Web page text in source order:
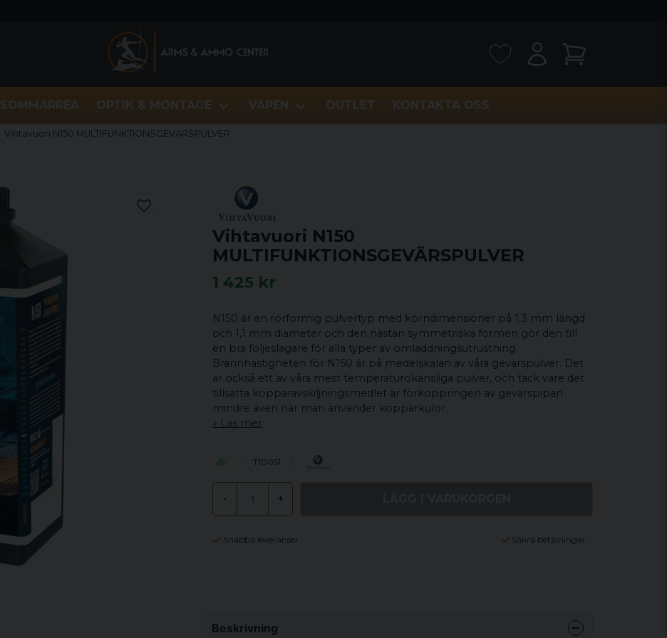
SOMMARREA OPTIK & MONTAGE VAPEN OUTLET KONTAKTA OSS
Vihtavuori N150 MULTIFUNKTIONSGEVÄRSPULVER
Vihtavuori N150
MULTIFUNKTIONSGEVÄRSPULVER
1 425 kr
N150 är en rörformig pulvertyp med korndimensioner på 1,3 mm längd
och 1,1 mm diameter och den nästan symmetriska formen gör den till
en bra följeslagare för alla typer av omladdningsutrustning.
Brännhastigheten för N150 är på medelskalan av våra gevärspulver. Det
är också ett av våra mest temperaturokänsliga pulver, och tack vare det
tillsatta kopparavskiljningsmedlet är förkoppringen av gevärspipan
mindre även när man använder kopparkulor.
Läs mer
T10051
- +
Snabba leveranser Säkra betalningar
Beskrivning